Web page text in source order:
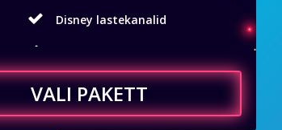
Lastekanalite pakett
Slaavi kanalite pakett
Huvitavate kanalite pakett
Euroopa kanalite pakett
VALI PAKETT